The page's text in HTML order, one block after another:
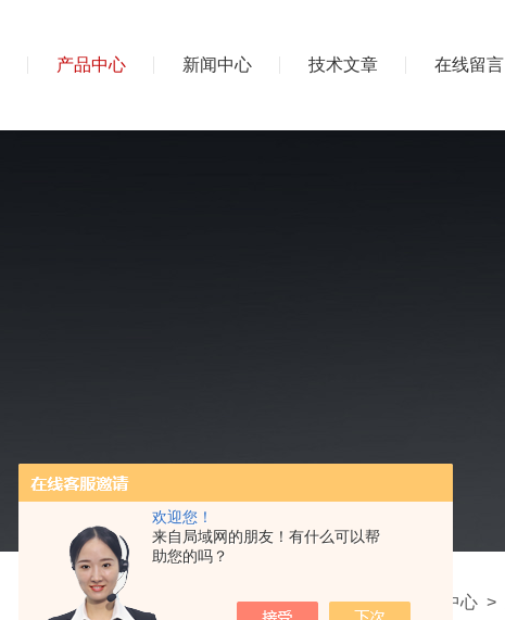
欢迎您！
来自局域网的朋友！有什么可以帮
助您的吗？
产品中心 新闻中心 技术文章 在线留言
我的位置：首页>产品中心 >